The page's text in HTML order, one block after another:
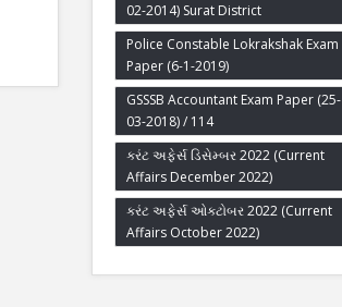
02-2014) Surat District
Police Constable Lokrakshak Exam
Paper (6-1-2019)
GSSSB Accountant Exam Paper (25-
03-2018) / 114
કરંટ અફેર્સ ડિસેમ્બર 2022 (Current
Affairs December 2022)
કરંટ અફેર્સ ઓક્ટોબર 2022 (Current
Affairs October 2022)